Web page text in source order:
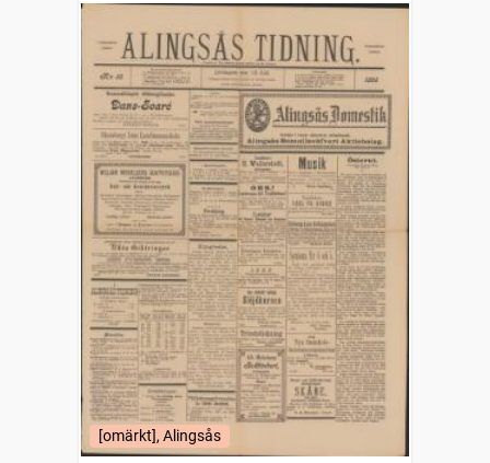
[omärkt], Alingsås